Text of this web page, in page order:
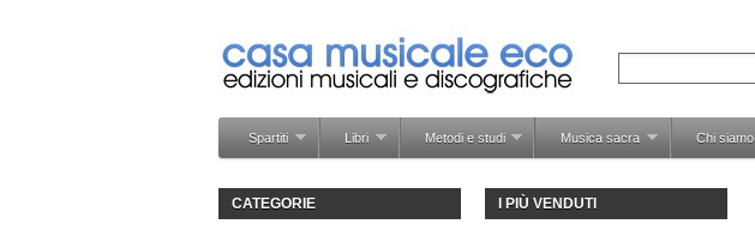
Spartiti Libri Metodi e studi Musica sacra Chi siamo
CATEGORIE I PIÙ VENDUTI